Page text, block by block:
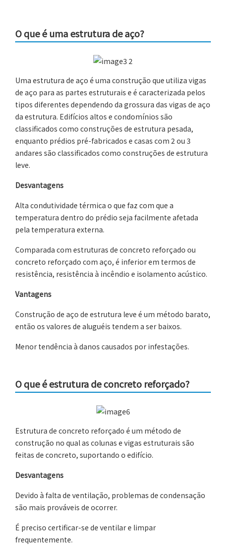
O que é uma estrutura de aço?
Uma estrutura de aço é uma construção que utiliza vigas
de aço para as partes estruturais e é caracterizada pelos
tipos diferentes dependendo da grossura das vigas de aço
da estrutura. Edifícios altos e condomínios são
classificados como construções de estrutura pesada,
enquanto prédios pré-fabricados e casas com 2 ou 3
andares são classificados como construções de estrutura
leve.
Desvantagens
Alta condutividade térmica o que faz com que a
temperatura dentro do prédio seja facilmente afetada
pela temperatura externa.
Comparada com estruturas de concreto reforçado ou
concreto reforçado com aço, é inferior em termos de
resistência, resistência à incêndio e isolamento acústico.
Vantagens
Construção de aço de estrutura leve é um método barato,
então os valores de aluguéis tendem a ser baixos.
Menor tendência à danos causados por infestações.
O que é estrutura de concreto reforçado?
Estrutura de concreto reforçado é um método de
construção no qual as colunas e vigas estruturais são
feitas de concreto, suportando o edifício.
Desvantagens
Devido à falta de ventilação, problemas de condensação
são mais prováveis de ocorrer.
É preciso certificar-se de ventilar e limpar
frequentemente.